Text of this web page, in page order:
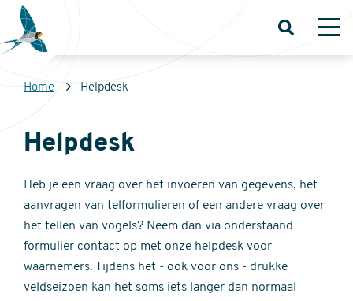
Overslaan
naar
inhoud
Sovon
Homepage
Open
Kruimelpad
Home Helpdesk
Helpdesk
Heb je een vraag over het invoeren van gegevens, het
aanvragen van telformulieren of een andere vraag over
het tellen van vogels? Neem dan via onderstaand
formulier contact op met onze helpdesk voor
waarnemers. Tijdens het - ook voor ons - drukke
veldseizoen kan het soms iets langer dan normaal